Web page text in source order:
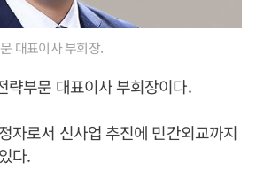
대표이사 부회장.
략부문 대표이사 부회장이다.
자로서 신사업 추진에 민간외교까지
다.